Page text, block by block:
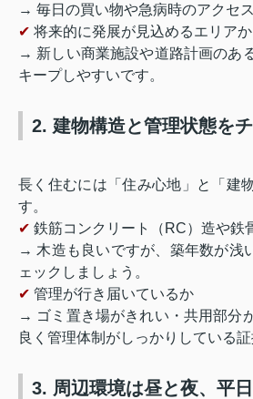
→ 毎日の買い物や急病時のアクセス
✔ 将来的に発展が見込めるエリアか
→ 新しい商業施設や道路計画のあ
キープしやすいです。
2. 建物構造と管理状態をチ
長く住むには「住み心地」と「建
す。
✔ 鉄筋コンクリート（RC）造や
→ 木造も良いですが、築年数が浅
ェックしましょう。
✔ 管理が行き届いているか
→ ゴミ置き場がきれい・共用部分
良く管理体制がしっかりしている証
3. 周辺環境は昼と夜、平